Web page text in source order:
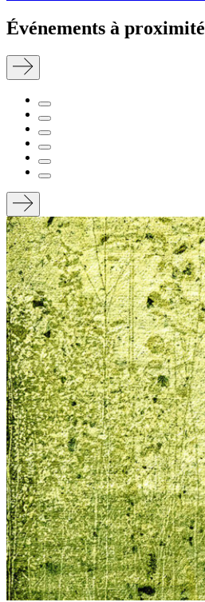
Événements à proximité